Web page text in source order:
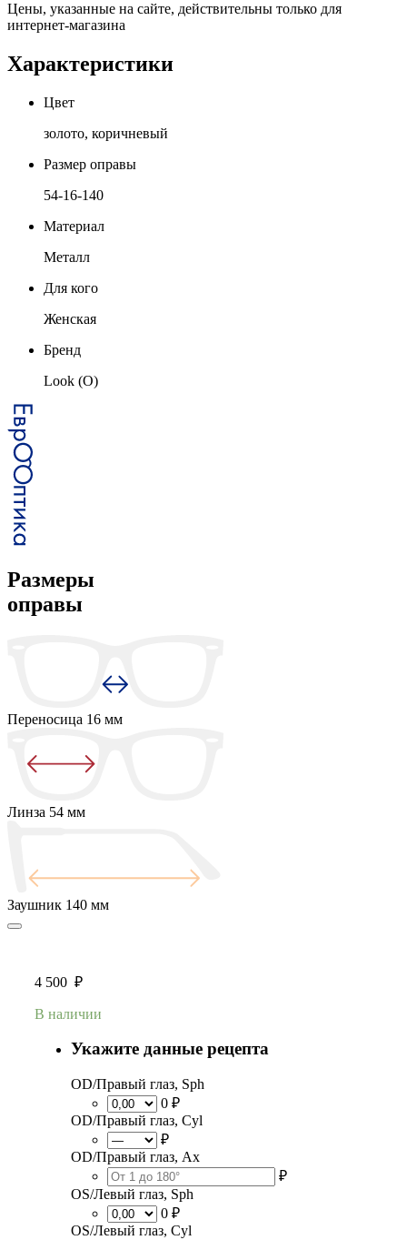
Цены, указанные на сайте, действительны только для
интернет-магазина
Характеристики
Цвет
золото, коричневый
Размер оправы
54-16-140
Материал
Металл
Для кого
Женская
Бренд
Look (O)
Размеры
оправы
Переносица 16 мм
Линза 54 мм
Заушник 140 мм
4 500 ₽
В наличии
Укажите данные рецепта
OD/Правый глаз, Sph
0 ₽
OD/Правый глаз, Cyl
₽
OD/Правый глаз, Ax
₽
OS/Левый глаз, Sph
0 ₽
OS/Левый глаз, Cyl